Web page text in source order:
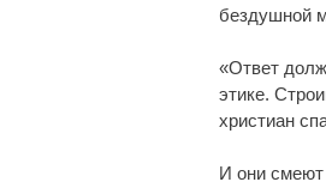
бездушной
«Ответ
этике.
христиан
И они смеют